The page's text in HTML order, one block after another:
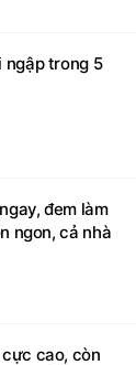
ngập trong 5
đem làm
ngon, cả nhà
cao, còn